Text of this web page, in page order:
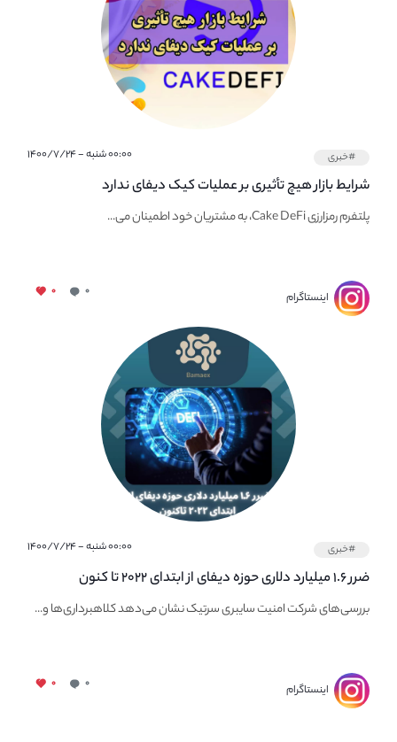
#خبری ۰۰:۰۰ شنبه - ۱۴۰۰/۷/۲۴
شرایط بازار هیچ تأثیری بر عملیات‌ کیک دیفای ندارد
پلتفرم رمزارزی Cake DeFi، به مشتریان خود اطمینان می...
اینستاگرام ۰ ۰
#خبری ۰۰:۰۰ شنبه - ۱۴۰۰/۷/۲۴
ضرر ۱.۶ میلیارد دلاری حوزه دیفای از ابتدای ۲۰۲۲ تا کنون
بررسی‌های شرکت امنیت سایبری سرتیک نشان می‌دهد کلاهبرداری‌ها و...
اینستاگرام ۰ ۰